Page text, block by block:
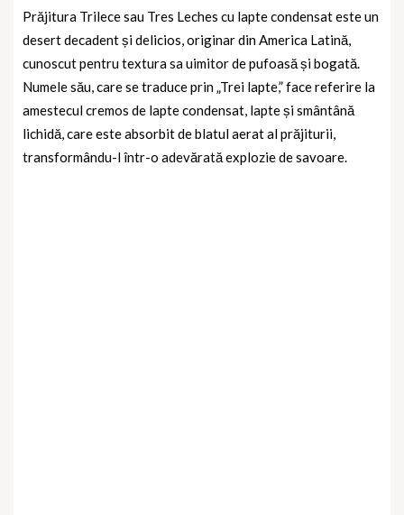
Prăjitura Trilece sau Tres Leches cu lapte condensateste un
desert decadent și delicios, originar din America Latină,
cunoscut pentru textura sa uimitor de pufoasă și bogată.
Numele său, care se traduce prin „Trei lapte,” face referire la
amestecul cremos de lapte condensat, lapte și smântână
lichidă, care este absorbit de blatul aerat al prăjiturii,
transformându-l într-o adevărată explozie de savoare.